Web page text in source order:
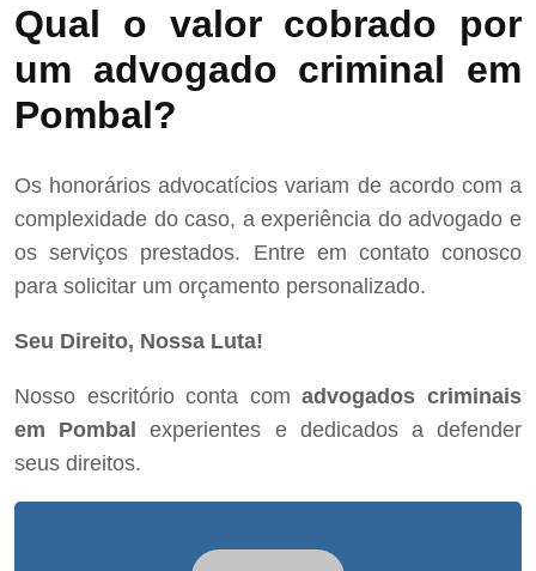
Qual o valor cobrado por
um advogado criminal em
Pombal?
Os honorários advocatícios variam de acordo com a
complexidade do caso, a experiência do advogado e
os serviços prestados. Entre em contato conosco
para solicitar um orçamento personalizado.
Seu Direito, Nossa Luta!
Nosso escritório conta comadvogados criminais
em Pombal
experientes e dedicados a defender
seus direitos.